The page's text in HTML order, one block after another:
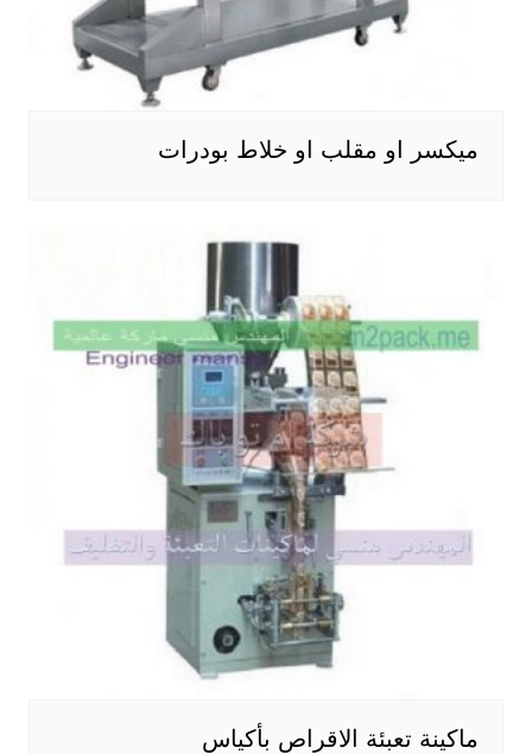
ميكسر او مقلب او خلاط بودرات
ماكينة تعبئة الاقراص بأكياس